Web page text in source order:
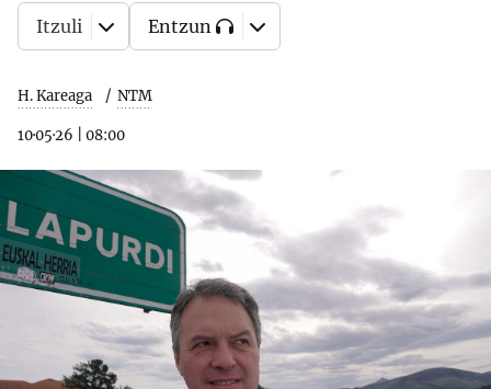
H. Kareaga NTM
10·05·26 08:00
Itzuli Entzun